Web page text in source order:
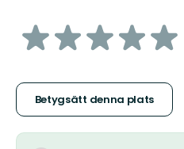
av
stjärnor
Betygsätt denna plats